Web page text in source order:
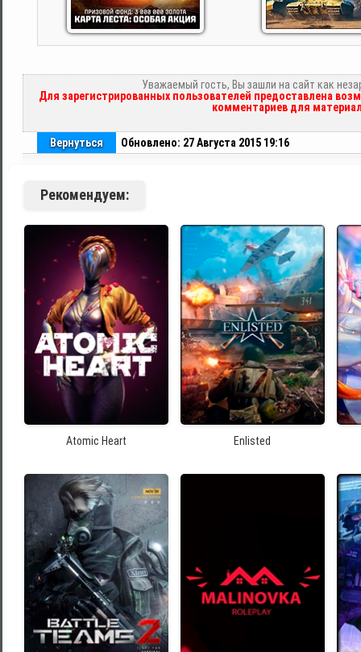
Уважаемый гость, Вы зашли на сайт как
Для зарегистрированных пользователей предоставлена
комментариев для
Вернуться Обновлено: 27 Августа 2015 19:16
Рекомендуем:
Atomic Heart Enlisted